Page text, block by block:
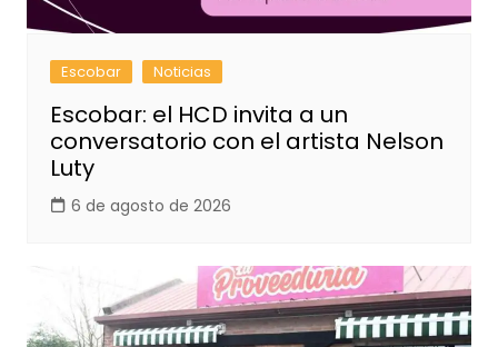
Escobar Noticias
Escobar: el HCD invita a un
conversatorio con el artista Nelson
Luty
6 de agosto de 2026